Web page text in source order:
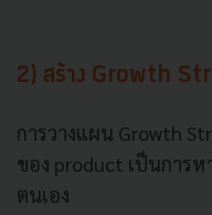
2) สร้าง Growth
การวางแผน Growth
ของ product เป็นการห
ตนเอง